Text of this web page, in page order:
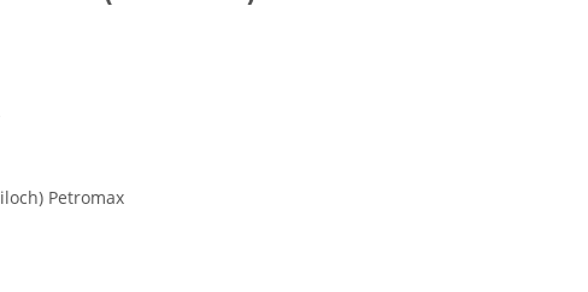
Petromax